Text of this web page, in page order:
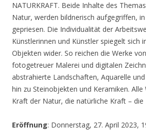
NATURKRAFT. Beide Inhalte des
Natur, werden bildnerisch aufgegriffen,
gepriesen. Die Individualität der
Künstlerinnen und Künstler spiegelt sich
Objekten wider. So reichen die Werke
fotogetreuer Malerei und digitalen
abstrahierte Landschaften, Aquarelle
hin zu Steinobjekten und Keramiken. Alle
Kraft der Natur, die natürliche Kraft – die
Eröffnung: Donnerstag, 27. April 2023,